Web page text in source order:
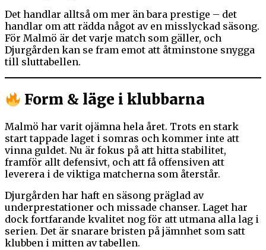
Det handlar alltså om mer än bara prestige – det
handlar om att rädda något av en misslyckad säsong.
För Malmö är det varje match som gäller, och
Djurgården kan se fram emot att åtminstone snygga
till sluttabellen.
Form & läge i klubbarna
Malmö har varit ojämna hela året. Trots en stark
start tappade laget i somras och kommer inte att
vinna guldet. Nu är fokus på att hitta stabilitet,
framför allt defensivt, och att få offensiven att
leverera i de viktiga matcherna som återstår.
Djurgården har haft en säsong präglad av
underprestationer och missade chanser. Laget har
dock fortfarande kvalitet nog för att utmana alla lag i
serien. Det är snarare bristen på jämnhet som satt
klubben i mitten av tabellen.